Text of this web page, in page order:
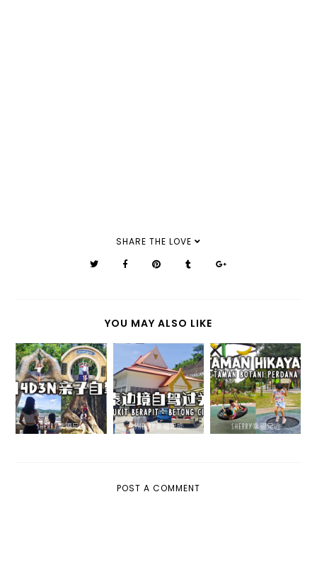
SHARE THE LOVE
YOU MAY ALSO LIKE
【勿洞】亲子
自驾游 4D3N
行程分享全记
录
【马泰边境】
武吉布拉必 ⇔
勿洞 | 自驾过
关卡的注意事
项分享
【亲子户外】
TAMAN
HIKAYAT @
TAMAN
BOTANI
PERDANA
POST A COMMENT